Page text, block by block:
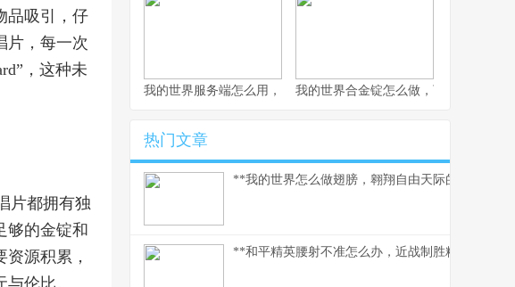
品吸引，仔
片，每一次
，这种未
片都拥有独
够的金锭和
源积累，
伦比。
我的世界服务端怎么用，资深玩家实践指南我的世界合金锭怎么做，下界合金装备
热门文章
**我的世界怎么做翅膀，翱翔自由天际的必备指南
**和平精英腰射不准怎么办，近战制胜精准度提升